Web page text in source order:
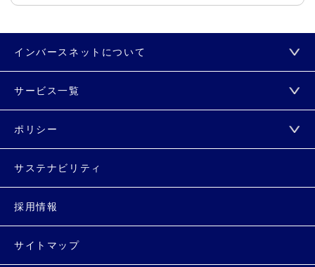
インバースネットについて
サービス一覧
ポリシー
サステナビリティ
採用情報
サイトマップ